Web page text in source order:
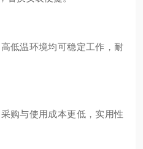
低温环境均可稳定工作，耐
购与使用成本更低，实用性